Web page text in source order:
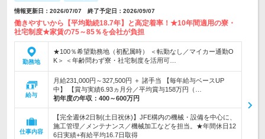
情報更新日：2026/07/07 終了予定日：2026/09/07
働きやすいから【平均勤続18.7年】と高定着率！★10年間適用の寮・
社宅制度★家賃の75～85％を会社が負担
勤務地
★100％希望勤務地（初配属時） ＜転勤なし／マイカー通勤O
K＞ ＜年齢問わず寮・社宅制度を活用可…
給与
月給231,000円～327,500円 ＋ 諸手当 【毎年給与ベースUP
中】 【賞与実績6.93ヵ月分／平均賞与158万円（…
初年度の年収： 400～600万円
仕事内容
【完全週休2日制(土日祝休)】JFE構内の機械・設備を中心に、
施工管理／メンテナンス／機械加工などを担当。★年間休日12
6日実績+有給平均16.7日取得